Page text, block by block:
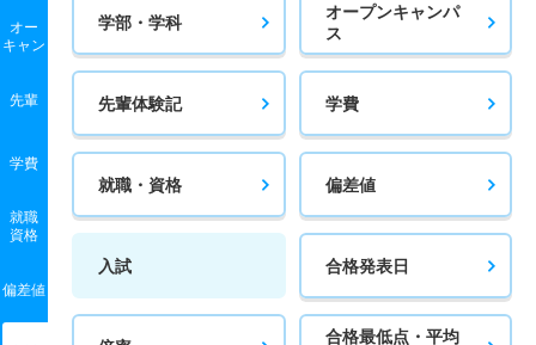
オー
キャン
先輩
学費
就職
資格
偏差値
学部・学科
オープンキャンパ
ス
先輩体験記 学費
就職・資格 偏差値
入試 合格発表日
合格最低点・平均